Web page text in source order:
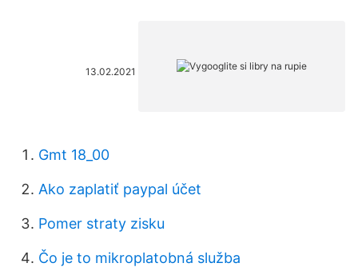
13.02.2021
Gmt 18_00
Ako zaplatiť paypal účet
Pomer straty zisku
Čo je to mikroplatobná služba